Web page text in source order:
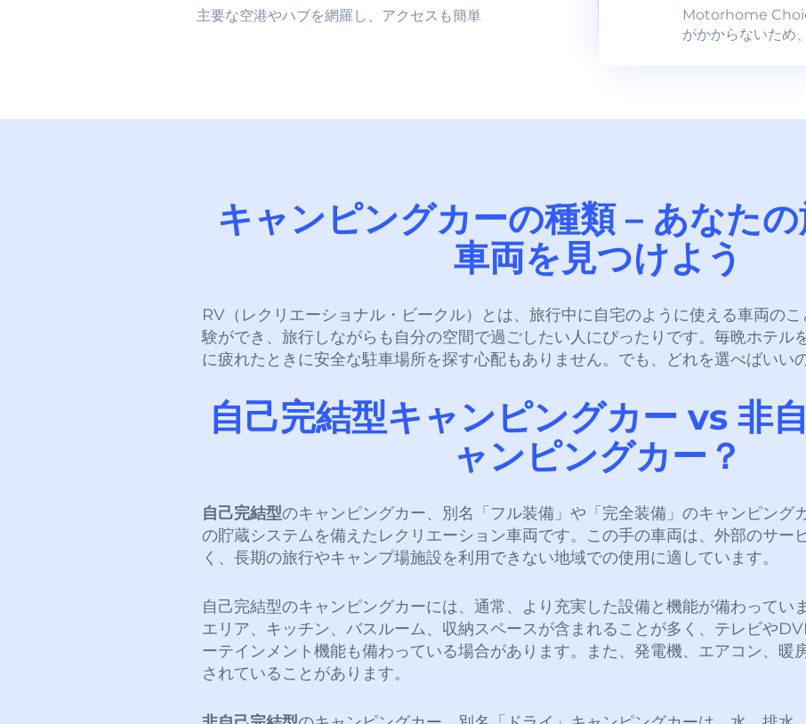
主要な空港やハブを網羅し、アクセスも簡単
Motorhome
がかからないため
キャンピングカーの種類 – あなた
車両を見つけよう
RV（レクリエーショナル・ビークル）とは、旅行中に自宅のように使える車両の
験ができ、旅行しながらも自分の空間で過ごしたい人にぴったりです。毎晩ホテル
に疲れたときに安全な駐車場所を探す心配もありません。でも、どれを選べばいい
自己完結型キャンピングカー vs 非
ャンピングカー？
自己完結型のキャンピングカー、別名「フル装備」や「完全装備」のキャンピング
の貯蔵システムを備えたレクリエーション車両です。この手の車両は、外部のサー
く、長期の旅行やキャンプ場施設を利用できない地域での使用に適しています。
自己完結型のキャンピングカーには、通常、より充実した設備と機能が備わってい
エリア、キッチン、バスルーム、収納スペースが含まれることが多く、テレビや
ーテインメント機能も備わっている場合があります。また、発電機、エアコン、暖
されていることがあります。